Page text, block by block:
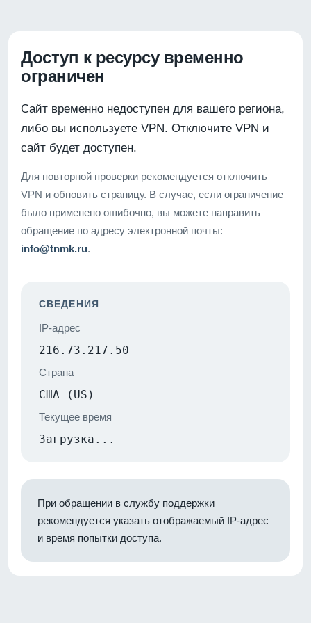
Доступ к ресурсу временно
ограничен
Сайт временно недоступен для вашего региона,
либо вы используете VPN. Отключите VPN и
сайт будет доступен.
Для повторной проверки рекомендуется отключить
VPN и обновить страницу. В случае, если ограничение
было применено ошибочно, вы можете направить
обращение по адресу электронной почты:
info@tnmk.ru.
СВЕДЕНИЯ
IP-адрес
216.73.217.50
Страна
США (US)
Текущее время
Загрузка...
При обращении в службу поддержки
рекомендуется указать отображаемый IP-адрес
и время попытки доступа.